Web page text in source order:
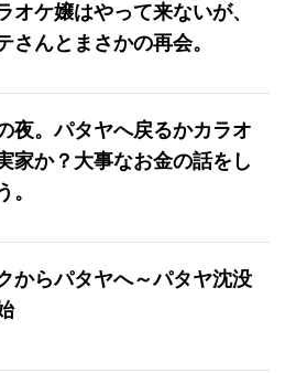
オケ嬢はやって来ないが、
さんとまさかの再会。
夜。パタヤへ戻るかカラオ
家か？大事なお金の話をし
。
からパタヤへ～パタヤ沈没